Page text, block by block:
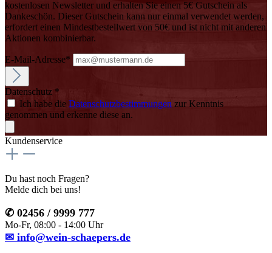
kostenlosen Newsletter und erhalten Sie einen 5€ Gutschein als
Dankeschön. Dieser Gutschein kann nur einmal verwendet werden,
erfordert einen Mindestbestellwert von 50€ und ist nicht mit anderen
Aktionen kombinierbar.
E-Mail-Adresse*
Datenschutz *
Ich habe die Datenschutzbestimmungen zur Kenntnis
genommen und erkenne diese an.
Kundenservice
Du hast noch Fragen?
Melde dich bei uns!
✆ 02456 / 9999 777
Mo-Fr, 08:00 - 14:00 Uhr
✉ info@wein-schaepers.de